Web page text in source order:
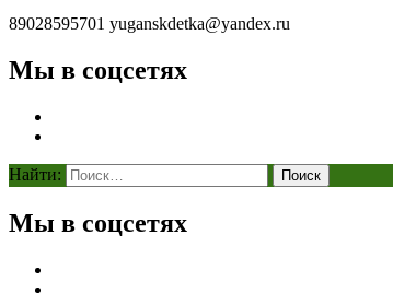
89028595701 yuganskdetka@yandex.ru
Мы в соцсетях
Найти:
Мы в соцсетях